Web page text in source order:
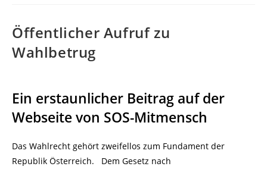
Öffentlicher Aufruf zu
Wahlbetrug
Ein erstaunlicher Beitrag auf der
Webseite von SOS-Mitmensch
Das Wahlrecht gehört zweifellos zum Fundament der
Republik Österreich. Dem Gesetz nach